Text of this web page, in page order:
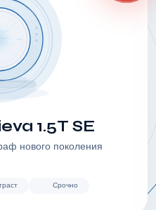
1.5T SE
нового поколения
Срочно